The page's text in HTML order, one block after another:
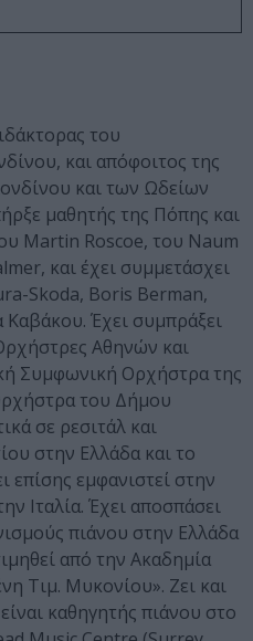
του
και απόφοιτος της
και των Ωδείων
μαθητής της Πόπης και
Martin Roscoe, του Naum
και έχει συμμετάσχει
Skoda, Boris Berman,
Έχει συμπράξει
Αθηνών και
Συμφωνική Ορχήστρα της
του Δήμου
σε ρεσιτάλ και
στην Ελλάδα και το
επίσης εμφανιστεί στην
Ιταλία. Έχει αποσπάσει
πιάνου στην Ελλάδα
από την Ακαδημία
Τιμ. Μυκονίου». Ζει και
καθηγητής πιάνου στο